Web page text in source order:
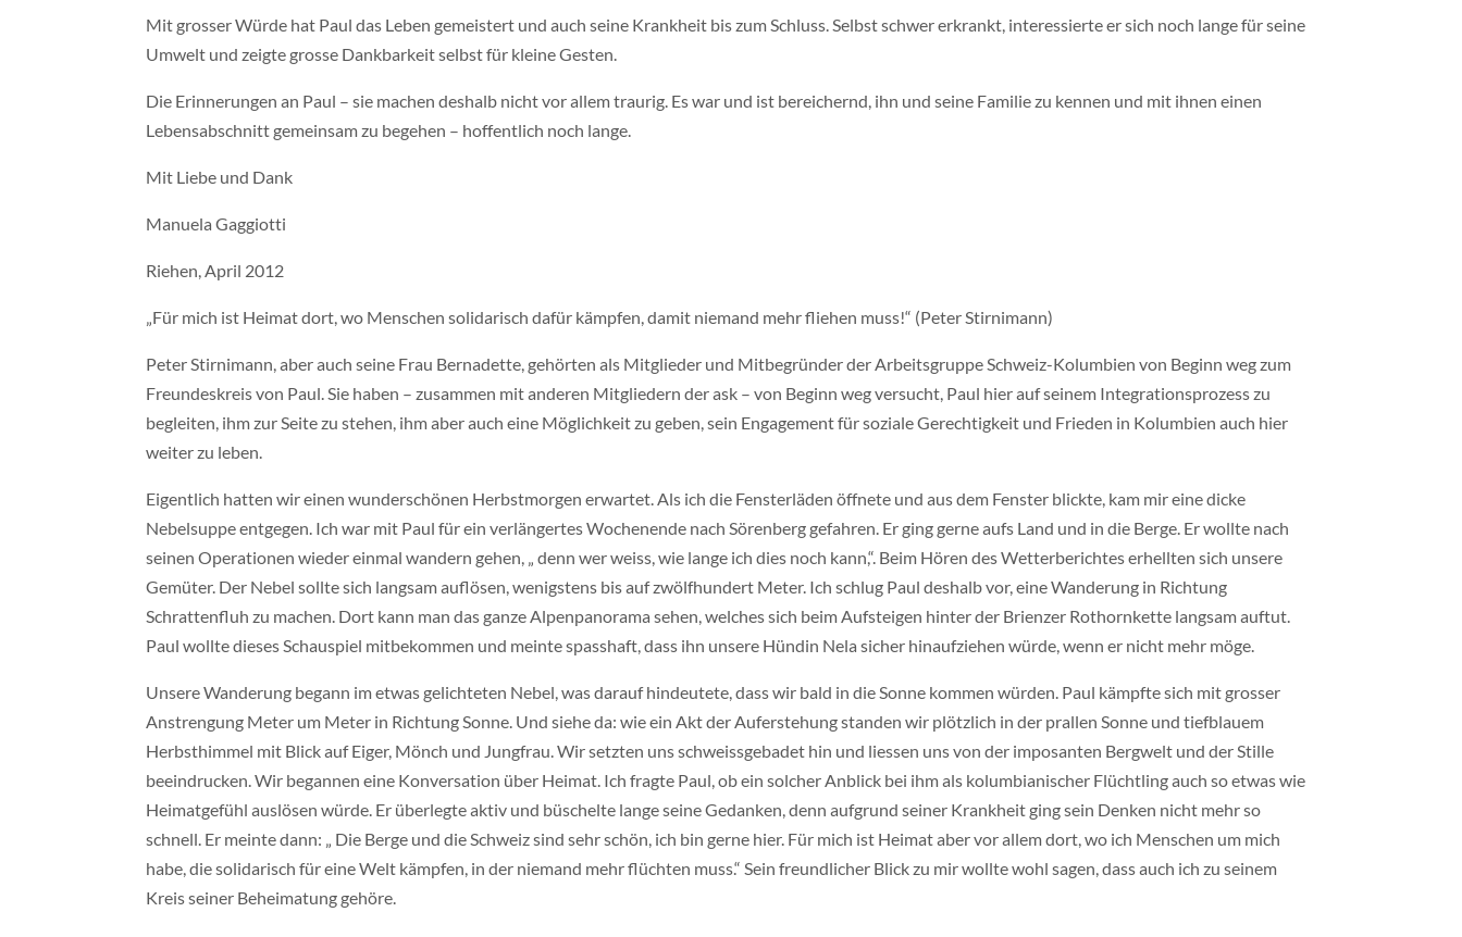
Mit grosser Würde hat Paul das Leben gemeistert und auch seine Krankheit bis zum Schluss. Selbst schwer erkrankt, interessierte er sich noch lange für seine
Umwelt und zeigte grosse Dankbarkeit selbst für kleine Gesten.
Die Erinnerungen an Paul – sie machen deshalb nicht vor allem traurig. Es war und ist bereichernd, ihn und seine Familie zu kennen und mit ihnen einen
Lebensabschnitt gemeinsam zu begehen – hoffentlich noch lange.
Mit Liebe und Dank
Manuela Gaggiotti
Riehen, April 2012
„Für mich ist Heimat dort, wo Menschen solidarisch dafür kämpfen, damit niemand mehr fliehen muss!“ (Peter Stirnimann)
Peter Stirnimann, aber auch seine Frau Bernadette, gehörten als Mitglieder und Mitbegründer der Arbeitsgruppe Schweiz-Kolumbien von Beginn weg zum
Freundeskreis von Paul. Sie haben – zusammen mit anderen Mitgliedern der ask – von Beginn weg versucht, Paul hier auf seinem Integrationsprozess zu
begleiten, ihm zur Seite zu stehen, ihm aber auch eine Möglichkeit zu geben, sein Engagement für soziale Gerechtigkeit und Frieden in Kolumbien auch hier
weiter zu leben.
Eigentlich hatten wir einen wunderschönen Herbstmorgen erwartet. Als ich die Fensterläden öffnete und aus dem Fenster blickte, kam mir eine dicke
Nebelsuppe entgegen. Ich war mit Paul für ein verlängertes Wochenende nach Sörenberg gefahren. Er ging gerne aufs Land und in die Berge. Er wollte nach
seinen Operationen wieder einmal wandern gehen, „ denn wer weiss, wie lange ich dies noch kann,“. Beim Hören des Wetterberichtes erhellten sich unsere
Gemüter. Der Nebel sollte sich langsam auflösen, wenigstens bis auf zwölfhundert Meter. Ich schlug Paul deshalb vor, eine Wanderung in Richtung
Schrattenfluh zu machen. Dort kann man das ganze Alpenpanorama sehen, welches sich beim Aufsteigen hinter der Brienzer Rothornkette langsam auftut.
Paul wollte dieses Schauspiel mitbekommen und meinte spasshaft, dass ihn unsere Hündin Nela sicher hinaufziehen würde, wenn er nicht mehr möge.
Unsere Wanderung begann im etwas gelichteten Nebel, was darauf hindeutete, dass wir bald in die Sonne kommen würden. Paul kämpfte sich mit grosser
Anstrengung Meter um Meter in Richtung Sonne. Und siehe da: wie ein Akt der Auferstehung standen wir plötzlich in der prallen Sonne und tiefblauem
Herbsthimmel mit Blick auf Eiger, Mönch und Jungfrau. Wir setzten uns schweissgebadet hin und liessen uns von der imposanten Bergwelt und der Stille
beeindrucken. Wir begannen eine Konversation über Heimat. Ich fragte Paul, ob ein solcher Anblick bei ihm als kolumbianischer Flüchtling auch so etwas wie
Heimatgefühl auslösen würde. Er überlegte aktiv und büschelte lange seine Gedanken, denn aufgrund seiner Krankheit ging sein Denken nicht mehr so
schnell. Er meinte dann: „ Die Berge und die Schweiz sind sehr schön, ich bin gerne hier. Für mich ist Heimat aber vor allem dort, wo ich Menschen um mich
habe, die solidarisch für eine Welt kämpfen, in der niemand mehr flüchten muss.“ Sein freundlicher Blick zu mir wollte wohl sagen, dass auch ich zu seinem
Kreis seiner Beheimatung gehöre.